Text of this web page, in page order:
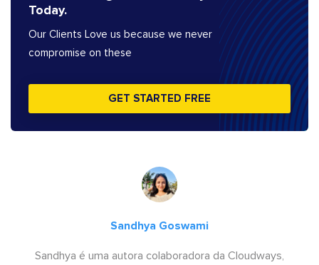
Today.
Our Clients Love us because we never
compromise on these
GET STARTED FREE
Sandhya Goswami
Sandhya é uma autora colaboradora da Cloudways,